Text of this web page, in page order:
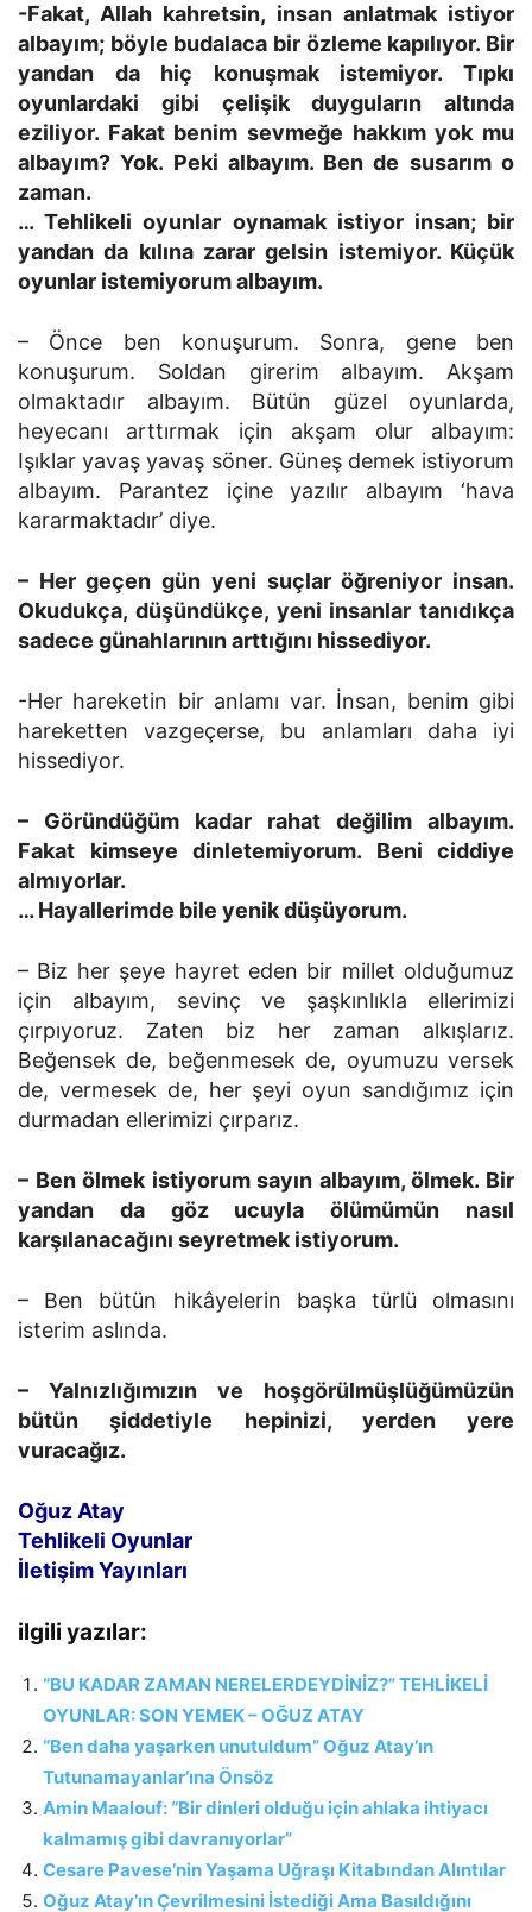
-Fakat, Allah kahretsin, insan anlatmak istiyor
albayım; böyle budalaca bir özleme kapılıyor. Bir
yandan da hiç konuşmak istemiyor. Tıpkı
oyunlardaki gibi çelişik duyguların altında
eziliyor. Fakat benim sevmeğe hakkım yok mu
albayım? Yok. Peki albayım. Ben de susarım o
zaman.
… Tehlikeli oyunlar oynamak istiyor insan; bir
yandan da kılına zarar gelsin istemiyor. Küçük
oyunlar istemiyorum albayım.
– Önce ben konuşurum. Sonra, gene ben
konuşurum. Soldan girerim albayım. Akşam
olmaktadır albayım. Bütün güzel oyunlarda,
heyecanı arttırmak için akşam olur albayım:
Işıklar yavaş yavaş söner. Güneş demek istiyorum
albayım. Parantez içine yazılır albayım ‘hava
kararmaktadır’ diye.
– Her geçen gün yeni suçlar öğreniyor insan.
Okudukça, düşündükçe, yeni insanlar tanıdıkça
sadece günahlarının arttığını hissediyor.
-Her hareketin bir anlamı var. İnsan, benim gibi
hareketten vazgeçerse, bu anlamları daha iyi
hissediyor.
– Göründüğüm kadar rahat değilim albayım.
Fakat kimseye dinletemiyorum. Beni ciddiye
almıyorlar.
… Hayallerimde bile yenik düşüyorum.
– Biz her şeye hayret eden bir millet olduğumuz
için albayım, sevinç ve şaşkınlıkla ellerimizi
çırpıyoruz. Zaten biz her zaman alkışlarız.
Beğensek de, beğenmesek de, oyumuzu versek
de, vermesek de, her şeyi oyun sandığımız için
durmadan ellerimizi çırparız.
– Ben ölmek istiyorum sayın albayım, ölmek. Bir
yandan da göz ucuyla ölümümün nasıl
karşılanacağını seyretmek istiyorum.
– Ben bütün hikâyelerin başka türlü olmasını
isterim aslında.
– Yalnızlığımızın ve hoşgörülmüşlüğümüzün
bütün şiddetiyle hepinizi, yerden yere
vuracağız.
Oğuz Atay
Tehlikeli Oyunlar
İletişim Yayınları
ilgili yazılar:
“BU KADAR ZAMAN NERELERDEYDİNİZ?” TEHLİKELİ
OYUNLAR: SON YEMEK – OĞUZ ATAY
“Ben daha yaşarken unutuldum” Oğuz Atay’ın
Tutunamayanlar’ına Önsöz
Amin Maalouf: “Bir dinleri olduğu için ahlaka ihtiyacı
kalmamış gibi davranıyorlar”
Cesare Pavese’nin Yaşama Uğraşı Kitabından Alıntılar
Oğuz Atay’ın Çevrilmesini İstediği Ama Basıldığını